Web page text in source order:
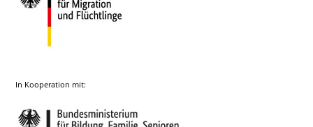
In Kooperation mit: